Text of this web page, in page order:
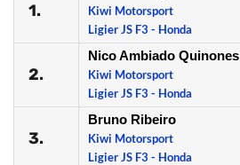
1.
Kiwi Motorsport
Ligier JS F3 - Honda
2.
Nico Ambiado Quinones
Kiwi Motorsport
Ligier JS F3 - Honda
3.
Bruno Ribeiro
Kiwi Motorsport
Ligier JS F3 - Honda